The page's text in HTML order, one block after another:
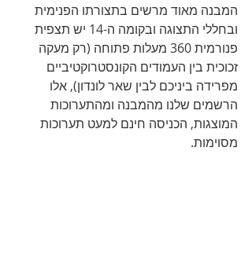
המבנה מאוד מרשים בתצורתו הפנימית
ובחללי התצוגה ובקומה ה-14 יש תצפית
פנורמית 360 מעלות פתוחה (רק מעקה
זכוכית בין העמודים הקונסטרוקטיביים
מפרידה ביניכם לבין שאר לונדון), אלו
הרשמים שלנו מהמבנה ומהתערוכות
המוצגות, הכניסה חינם למעט תערוכות
מסוימות.